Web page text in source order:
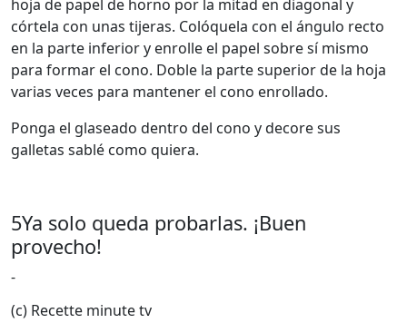
hoja de papel de horno por la mitad en diagonal y
córtela con unas tijeras. Colóquela con el ángulo recto
en la parte inferior y enrolle el papel sobre sí mismo
para formar el cono. Doble la parte superior de la hoja
varias veces para mantener el cono enrollado.
Ponga el glaseado dentro del cono y decore sus
galletas sablé como quiera.
5Ya solo queda probarlas. ¡Buen
provecho!
-
(c) Recette minute tv